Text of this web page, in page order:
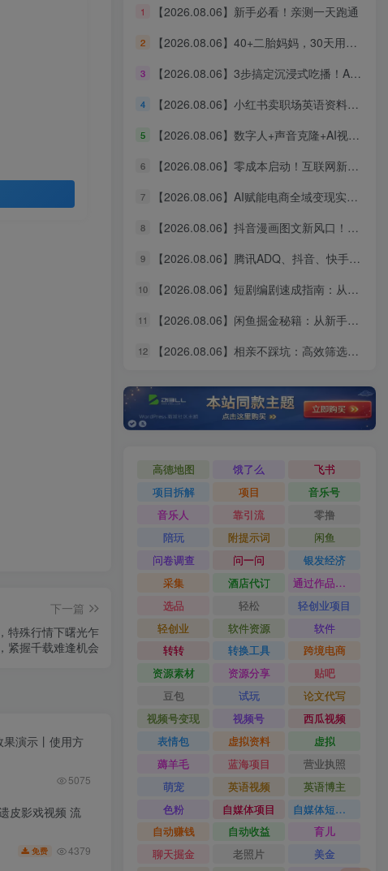
下一篇
特殊行情下曙光乍
紧握千载难逢机会
果演示丨使用方
5075
皮影戏视频 流
免费 4379
1 【2026.08.06】新手必看！亲测一天跑通
2 【2026.08.06】40+二胎妈妈，30天用AI搭建知识体系，从0启动3条“生产线”，涨粉2000+，一人公司实现自动运转（深度复盘）
3 【2026.08.06】3步搞定沉浸式吃播！AI无线画布保姆级教程，手把手教你轻松出片
4 【2026.08.06】小红书卖职场英语资料，单价39.8却狂销2万+，零基础新手也能轻松复制
5 【2026.08.06】数字人+声音克隆+AI视频生成，零基础玩转口播智能体全流程实战
6 【2026.08.06】零成本启动！互联网新个体创业全攻略：商业思维×流量实战×个人品牌，从小白到变现闭环
7 【2026.08.06】AI赋能电商全域变现实战指南｜多平台无人运营、智能工具应用、供应链合规与全链路盈利闭环系统课
8 【2026.08.06】抖音漫画图文新风口！10分钟快速出片，稳定获取创作者收益
9 【2026.08.06】腾讯ADQ、抖音、快手、B站全平台广告实操课：投手手把手教你稳定变现，拆解出单全流程
10 【2026.08.06】短剧编剧速成指南：从AI写剧指令到过稿投稿，全流程实操教学
11 【2026.08.06】闲鱼掘金秘籍：从新手到月入过万的实战全攻略，选品定价一网打尽
12 【2026.08.06】相亲不踩坑：高效筛选靠谱对象的实操指南，避开短择与利己型陷阱
高德地图 饿了么
飞书
项目拆解
项目
音乐号
音乐人
靠引流
零撸
陪玩
附提示词
闲鱼
问卷调查
问一问
银发经济
采集
酒店代订
通过作品流量
选品
轻松
轻创业项目
轻创业
软件资源
软件
转转
转换工具
跨境电商
资源素材
资源分享
贴吧
豆包
试玩
论文代写
视频号变现
视频号
西瓜视频
表情包
虚拟资料
虚拟
薅羊毛
蓝海项目
营业执照
萌宠
英语视频
英语博主
色粉
自媒体项目
自媒体短视频
自动赚钱
自动收益
育儿
聊天掘金
老照片
美金